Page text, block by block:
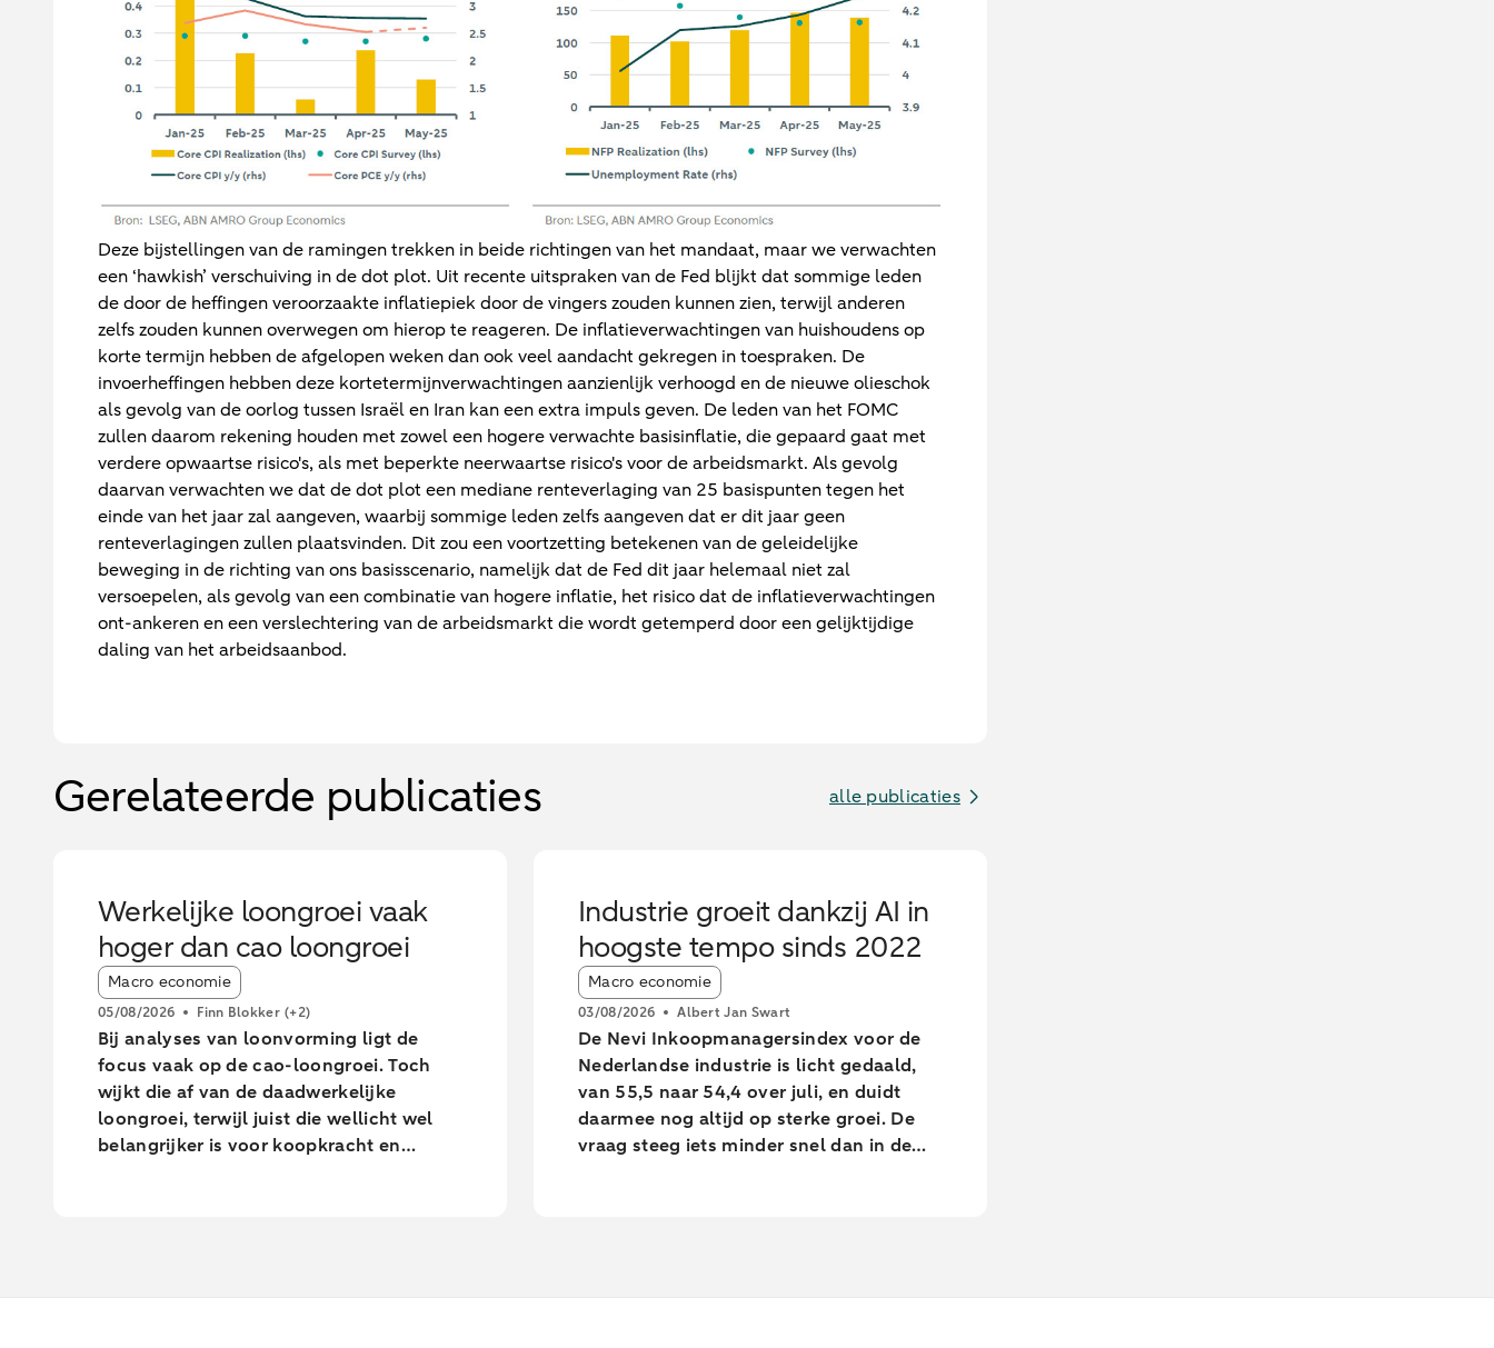
Deze bijstellingen van de ramingen trekken in beide richtingen van het mandaat, maar we verwachten
een ‘hawkish’ verschuiving in de dot plot. Uit recente uitspraken van de Fed blijkt dat sommige leden
de door de heffingen veroorzaakte inflatiepiek door de vingers zouden kunnen zien, terwijl anderen
zelfs zouden kunnen overwegen om hierop te reageren. De inflatieverwachtingen van huishoudens op
korte termijn hebben de afgelopen weken dan ook veel aandacht gekregen in toespraken. De
invoerheffingen hebben deze kortetermijnverwachtingen aanzienlijk verhoogd en de nieuwe olieschok
als gevolg van de oorlog tussen Israël en Iran kan een extra impuls geven. De leden van het FOMC
zullen daarom rekening houden met zowel een hogere verwachte basisinflatie, die gepaard gaat met
verdere opwaartse risico's, als met beperkte neerwaartse risico's voor de arbeidsmarkt. Als gevolg
daarvan verwachten we dat de dot plot een mediane renteverlaging van 25 basispunten tegen het
einde van het jaar zal aangeven, waarbij sommige leden zelfs aangeven dat er dit jaar geen
renteverlagingen zullen plaatsvinden. Dit zou een voortzetting betekenen van de geleidelijke
beweging in de richting van ons basisscenario, namelijk dat de Fed dit jaar helemaal niet zal
versoepelen, als gevolg van een combinatie van hogere inflatie, het risico dat de inflatieverwachtingen
ont-ankeren en een verslechtering van de arbeidsmarkt die wordt getemperd door een gelijktijdige
daling van het arbeidsaanbod.
Gerelateerde publicaties alle publicaties
Werkelijke loongroei vaak
hoger dan cao loongroei
Article tags:
Macro economie
05/08/2026 Finn Blokker (+2)
Bij analyses van loonvorming ligt de
focus vaak op de cao-loongroei. Toch
wijkt die af van de daadwerkelijke
loongroei, terwijl juist die wellicht wel
belangrijker is voor koopkracht en
Industrie groeit dankzij AI in
hoogste tempo sinds 2022
Article tags:
Macro economie
03/08/2026 Albert Jan Swart
De Nevi Inkoopmanagersindex voor de
Nederlandse industrie is licht gedaald,
van 55,5 naar 54,4 over juli, en duidt
daarmee nog altijd op sterke groei. De
vraag steeg iets minder snel dan in de